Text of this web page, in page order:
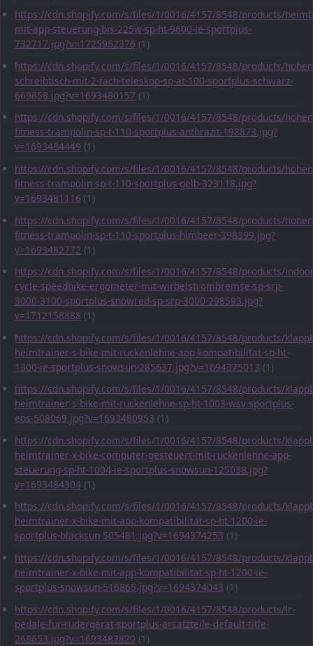
https://cdn.shopify.com/s/files/1/0016/4157/8548/products/
mit-app-steuerung-bis-225w-sp-ht-9600-ie-sportplus-
732717.jpg?v=1725962376 (1)
https://cdn.shopify.com/s/files/1/0016/4157/8548/products/
schreibtisch-mit-2-fach-teleskop-sp-at-100-sportplus-schwarz-
669858.jpg?v=1693480157 (1)
https://cdn.shopify.com/s/files/1/0016/4157/8548/products/
fitness-trampolin-sp-t-110-sportplus-anthrazit-198873.jpg?
v=1693484449 (1)
https://cdn.shopify.com/s/files/1/0016/4157/8548/products/
fitness-trampolin-sp-t-110-sportplus-gelb-323118.jpg?
v=1693481116 (1)
https://cdn.shopify.com/s/files/1/0016/4157/8548/products/
fitness-trampolin-sp-t-110-sportplus-himbeer-398399.jpg?
v=1693482772 (1)
https://cdn.shopify.com/s/files/1/0016/4157/8548/products/
cycle-speedbike-ergometer-mit-wirbelstrombremse-sp-srp-
3000-3100-sportplus-snowred-sp-srp-3000-298593.jpg?
v=1712158888 (1)
https://cdn.shopify.com/s/files/1/0016/4157/8548/products/
heimtrainer-s-bike-mit-ruckenlehne-app-kompatibilitat-sp-ht-
1300-ie-sportplus-snowsun-285637.jpg?v=1694375013 (1)
https://cdn.shopify.com/s/files/1/0016/4157/8548/products/
heimtrainer-s-bike-mit-ruckenlehne-sp-ht-1003-wsv-sportplus-
eos-508069.jpg?v=1693480953 (1)
https://cdn.shopify.com/s/files/1/0016/4157/8548/products/
heimtrainer-x-bike-computer-gesteuert-mit-ruckenlehne-app-
steuerung-sp-ht-1004-ie-sportplus-snowsun-125038.jpg?
v=1693484304 (1)
https://cdn.shopify.com/s/files/1/0016/4157/8548/products/
heimtrainer-x-bike-mit-app-kompatibilitat-sp-ht-1200-ie-
sportplus-blacksun-505481.jpg?v=1694374253 (1)
https://cdn.shopify.com/s/files/1/0016/4157/8548/products/
heimtrainer-x-bike-mit-app-kompatibilitat-sp-ht-1200-ie-
sportplus-snowsun-516865.jpg?v=1694374043 (1)
https://cdn.shopify.com/s/files/1/0016/4157/8548/products/lr-
pedale-fur-rudergerat-sportplus-ersatzteile-default-title-
268653.jpg?v=1693483820 (1)